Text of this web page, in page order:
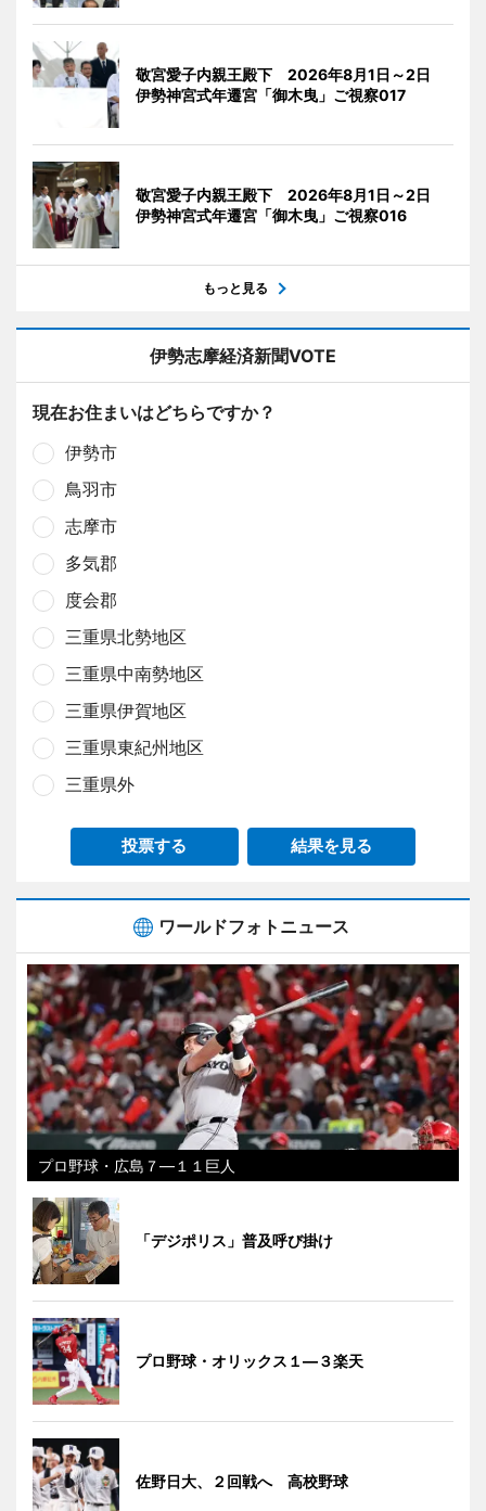
敬宮愛子内親王殿下 2026年8月1日～2日
伊勢神宮式年遷宮「御木曳」ご視察017
敬宮愛子内親王殿下 2026年8月1日～2日
伊勢神宮式年遷宮「御木曳」ご視察016
もっと見る
伊勢志摩経済新聞VOTE
現在お住まいはどちらですか？
伊勢市
鳥羽市
志摩市
多気郡
度会郡
三重県北勢地区
三重県中南勢地区
三重県伊賀地区
三重県東紀州地区
三重県外
投票する 結果を見る
ワールドフォトニュース
プロ野球・広島７―１１巨人
「デジポリス」普及呼び掛け
プロ野球・オリックス１―３楽天
佐野日大、２回戦へ 高校野球